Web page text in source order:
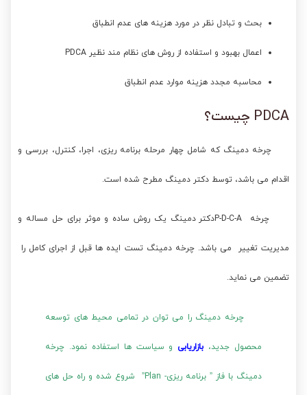
بحث و تبادل نظر در مورد هزینه های عدم انطباق
اعمال بهبود و استفاده از روش های نظام مند نظیر PDCA
محاسبه مجدد هزینه موارد عدم انطباق
PDCA چیست؟
چرخه دمینگ که شامل چهار مرحله برنامه ریزی، اجرا، کنترل، بررسی و
اقدام می باشد، توسط دکتر دمینگ مطرح شده است.
چرخه P-D-C-Aدکتر دمینگ یک روش ساده و موثر برای حل مساله و
مدیریت تغییر می باشد. چرخه دمینگ تست ایده ها قبل از اجرای کامل را
تضمین می نماید.
چرخه دمینگ را می توان در تمامی محیط های توسعه
محصول جدید، بازاریابی و سیاست ها استفاده نمود. چرخه
دمینگ با فاز ” برنامه ریزی- Plan” شروع شده و راه حل های